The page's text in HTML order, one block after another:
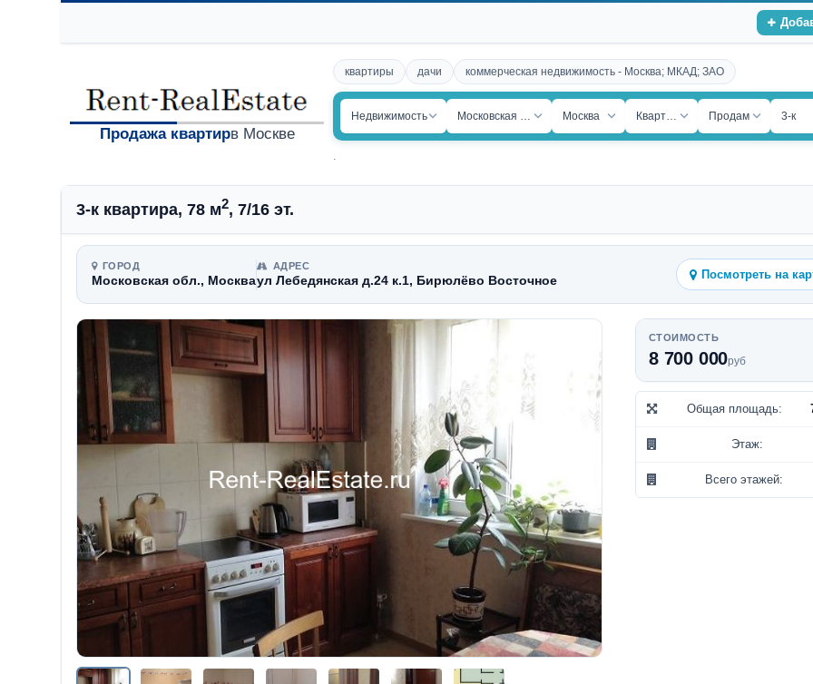
Продажа квартирв Москве
квартиры дачи коммерческая недвижимость - Москва; МКАД; ЗАО
Недвижимость Московская обл. Москва Квартира Продам 3-к
.
3-к квартира, 78 м2, 7/16 эт.
ГОРОД
Московская обл., Москва
АДРЕС
ул Лебедянская д.24 к.1, Бирюлёво Восточное Посмотреть на
СТОИМОСТЬ
8 700 000руб
Общая площадь:
Этаж:
Всего этажей: